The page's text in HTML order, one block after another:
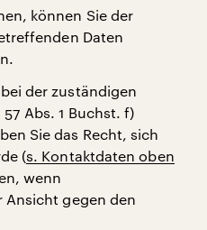
können Sie der
Daten
der zuständigen
Abs. 1 Buchst. f)
Sie das Recht, sich
(s. Kontaktdaten oben
wenn
Ansicht gegen den